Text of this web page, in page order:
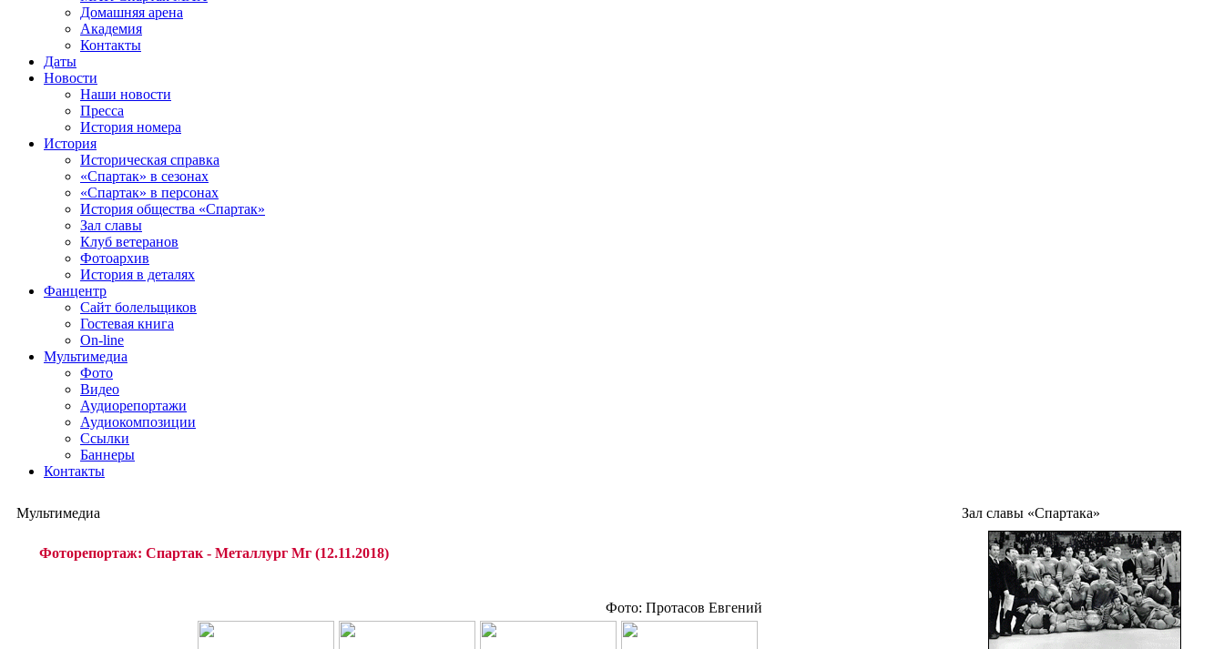
Домашняя арена
Академия
Контакты
Даты
Новости
Наши новости
Пресса
История номера
История
Историческая справка
«Спартак» в сезонах
«Спартак» в персонах
История общества «Спартак»
Зал славы
Клуб ветеранов
Фотоархив
История в деталях
Фанцентр
Сайт болельщиков
Гостевая книга
On-line
Мультимедиа
Фото
Видео
Аудиорепортажи
Аудиокомпозиции
Ссылки
Баннеры
Контакты
Мультимедиа
Фоторепортаж: Спартак - Металлург Мг (12.11.2018)
Фото: Протасов Евгений
Зал славы «Спартака»